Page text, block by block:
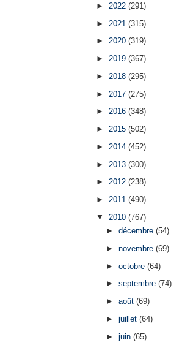
► 2022(291)
► 2021(315)
►2020(319)
►2019(367)
► 2018(295)
► 2017(275)
►2016(348)
►2015(502)
► 2014(452)
► 2013(300)
►2012(238)
►2011(490)
▼ 2010(767)
► décembre (54)
► novembre (69)
► octobre (64)
► septembre (74)
► août (69)
► juillet (64)
► juin (65)